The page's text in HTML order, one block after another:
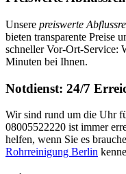
Unsere preiswerte
bieten transparente Preise
schneller Vor-Ort-Service:
Minuten bei Ihnen.
Notdienst: 24/7
Wir sind rund um die Uhr
08005522220 ist immer
helfen, wenn Sie es
Rohrreinigung Berlin